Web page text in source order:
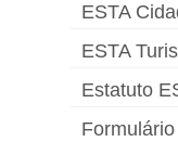
ESTA
ESTA
Estatuto